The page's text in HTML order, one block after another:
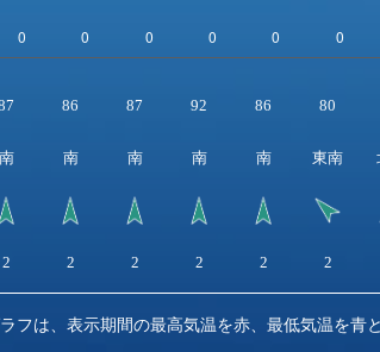
86 87 92 86 80
南 南 南 南 南 東南
2 2 2 2 2 2
フは、表示期間の最高気温を赤、最低気温を青